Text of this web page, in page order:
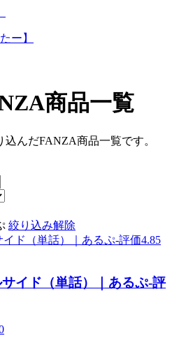
ー】
商品一覧
んだFANZA商品一覧です。
絞り込み解除
イド（単話）｜あるぷ-評